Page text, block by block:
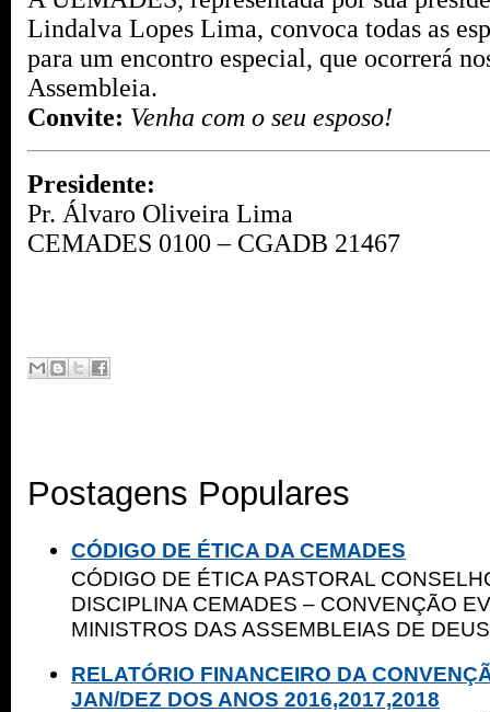
Lindalva Lopes Lima, convoca todas as
para um encontro especial, que ocorrerá
Assembleia.
Convite: Venha com o seu esposo!
Presidente:
Pr. Álvaro Oliveira Lima
CEMADES 0100 – CGADB 21467
Postagens Populares
CÓDIGO DE ÉTICA DA CEMADES
CÓDIGO DE ÉTICA PASTORAL
DISCIPLINA CEMADES – CONVENÇÃO
MINISTROS DAS ASSEMBLEIAS DE
RELATÓRIO FINANCEIRO DA
JAN/DEZ DOS ANOS 2016,2017,2018